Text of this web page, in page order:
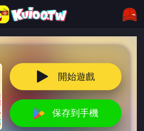
開始遊戲
保存到手機